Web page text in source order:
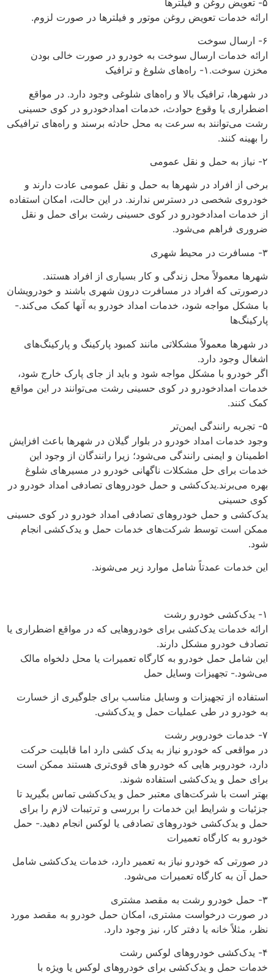
ارائه خدمات تعویض روغن موتور و فیلترها در صورت لزوم.
۶- ارسال سوخت
ارائه خدمات ارسال سوخت به خودرو در صورت خالی بودن
مخزن سوخت.۱- راه‌های شلوغ و ترافیک
در شهرها، ترافیک بالا و راه‌های شلوغی وجود دارد. در مواقع
اضطراری یا وقوع حوادث، خدمات امدادخودرو در کوی حسینی
رشت می‌توانند به سرعت به محل حادثه برسند و راه‌های ترافیکی
را بهینه کنند.
۲- نیاز به حمل و نقل عمومی
برخی از افراد در شهرها به حمل و نقل عمومی عادت دارند و
خودروی شخصی در دسترس ندارند. در این حالت، امکان استفاده
از خدمات امدادخودرو در کوی حسینی رشت برای حمل و نقل
ضروری فراهم می‌شود.
۳- مسافرت در محیط شهری
شهرها معمولاً محل زندگی و کار بسیاری از افراد هستند.
درصورتی که افراد در مسافرت درون شهری باشند و خودرویشان
با مشکل مواجه شود، خدمات امداد خودرو به آنها کمک می‌کند.-
پارکینگ‌ها
در شهرها معمولاً مشکلاتی مانند کمبود پارکینگ و پارکینگ‌های
اشغال وجود دارد.
اگر خودرو با مشکل مواجه شود و باید از جای پارک خارج شود،
خدمات امدادخودرو در کوی حسینی رشت می‌توانند در این مواقع
کمک کنند.
۵- تجربه رانندگی ایمن‌تر
وجود خدمات امداد خودرو در بلوار گیلان در شهرها باعث افزایش
اطمینان و ایمنی رانندگی می‌شود؛ زیرا رانندگان از وجود این
خدمات برای حل مشکلات ناگهانی خودرو در مسیرهای شلوغ
بهره می‌برند.یدک‌کشی و حمل خودروهای تصادفی امداد خودرو در
کوی حسینی
یدک‌کشی و حمل خودروهای تصادفی امداد خودرو در کوی حسینی
ممکن است توسط شرکت‌های خدمات حمل و یدک‌کشی انجام
شود.
این خدمات عمدتاً شامل موارد زیر می‌شوند‌‌‌.
۱- یدک‌کشی خودرو رشت
ارائه خدمات یدک‌کشی برای خودروهایی که در مواقع اضطراری یا
تصادف خودرو مشکل دارند.
این شامل حمل خودرو به کارگاه تعمیرات یا محل دلخواه مالک
می‌شود.- تجهیزات وسایل حمل
استفاده از تجهیزات و وسایل مناسب برای جلوگیری از خسارت
به خودرو در طی عملیات حمل و یدک‌کشی.
۷- خدمات خودروبر رشت
در مواقعی که خودرو نیاز به یدک کشی دارد اما قابلیت حرکت
دارد، خودروبر هایی که خودرو های قوی‌تری هستند ممکن است
برای حمل و یدک‌کشی استفاده شوند.
بهتر است با شرکت‌های معتبر حمل و یدک‌کشی تماس بگیرید تا
جزئیات و شرایط این خدمات را بررسی و ترتیبات لازم را برای
حمل و یدک‌کشی خودروهای تصادفی یا لوکس انجام دهید.- حمل
خودرو به کارگاه تعمیرات
در صورتی که خودرو نیاز به تعمیر دارد، خدمات یدک‌کشی شامل
حمل آن به کارگاه تعمیرات می‌شود.
۳- حمل خودرو رشت به مقصد مشتری
در صورت درخواست مشتری، امکان حمل خودرو به مقصد مورد
نظر، مثلاً خانه یا دفتر کار، نیز وجود دارد.
۴- یدک‌کشی خودروهای لوکس رشت
خدمات حمل و یدک‌کشی برای خودروهای لوکس یا ویژه با